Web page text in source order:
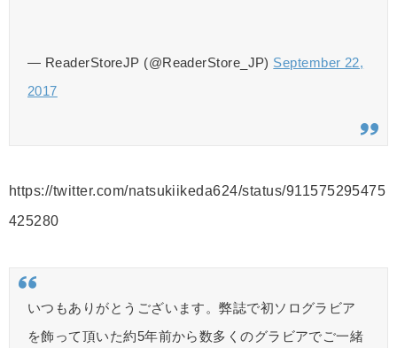
— ReaderStoreJP (@ReaderStore_JP) September 22,
2017
https://twitter.com/natsukiikeda624/status/911575295475
425280
いつもありがとうございます。弊誌で初ソログラビア
を飾って頂いた約5年前から数多くのグラビアでご一緒